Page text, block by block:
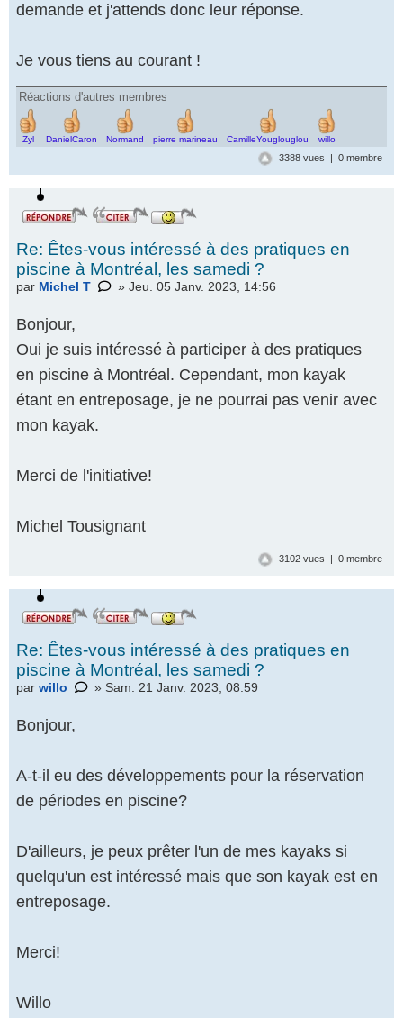
demande et j'attends donc leur réponse.
Je vous tiens au courant !
Réactions d'autres membres
Zyl DanielCaron Normand pierre marineau CamilleYouglouglou willo
3388 vues | 0 membre
Re: Êtes-vous intéressé à des pratiques en
piscine à Montréal, les samedi ?
par Michel T » Jeu. 05 Janv. 2023, 14:56
Bonjour,
Oui je suis intéressé à participer à des pratiques
en piscine à Montréal. Cependant, mon kayak
étant en entreposage, je ne pourrai pas venir avec
mon kayak.
Merci de l'initiative!
Michel Tousignant
3102 vues | 0 membre
Re: Êtes-vous intéressé à des pratiques en
piscine à Montréal, les samedi ?
par willo » Sam. 21 Janv. 2023, 08:59
Bonjour,
A-t-il eu des développements pour la réservation
de périodes en piscine?
D'ailleurs, je peux prêter l'un de mes kayaks si
quelqu'un est intéressé mais que son kayak est en
entreposage.
Merci!
Willo